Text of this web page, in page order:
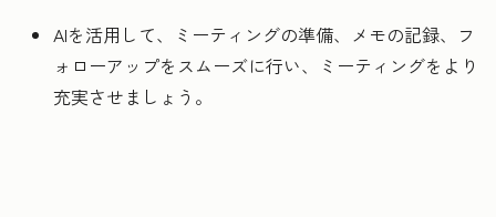
AIを活用して、ミーティングの準備、メモの記録、フ
ォローアップをスムーズに行い、ミーティングをより
充実させましょう。